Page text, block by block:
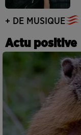
+ DE MUSIQUE
Actu positive